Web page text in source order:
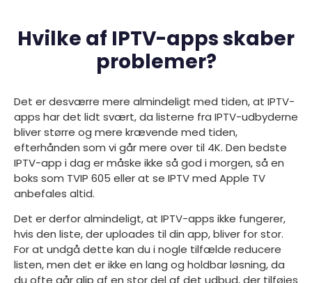
Hvilke af IPTV-apps skaber
problemer?
Det er desværre mere almindeligt med tiden, at IPTV-
apps har det lidt svært, da listerne fra IPTV-udbyderne
bliver større og mere krævende med tiden,
efterhånden som vi går mere over til 4K. Den bedste
IPTV-app i dag er måske ikke så god i morgen, så en
boks som TVIP 605 eller at se IPTV med Apple TV
anbefales altid.
Det er derfor almindeligt, at IPTV-apps ikke fungerer,
hvis den liste, der uploades til din app, bliver for stor.
For at undgå dette kan du i nogle tilfælde reducere
listen, men det er ikke en lang og holdbar løsning, da
du ofte går glip af en stor del af det udbud, der tilføjes